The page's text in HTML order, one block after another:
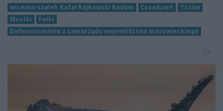
wicemarszałek Rafał Rajkowski Radom
Cozadzień
Tczów
Mostki
Pałki
Dofinansowanie z samorządu województwa mazowieckiego